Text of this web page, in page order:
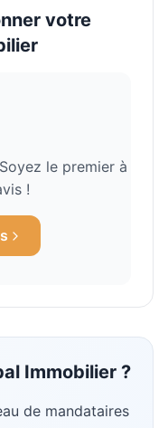
votre
le premier à
!
Immobilier ?
de mandataires